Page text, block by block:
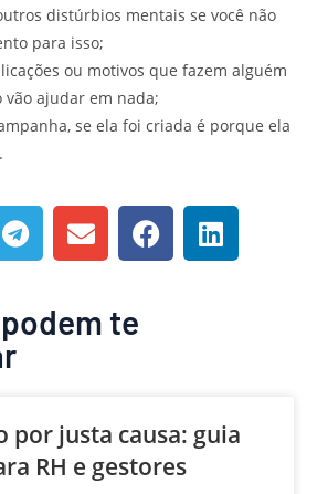
distúrbios mentais se você não
para isso;
ou motivos que fazem alguém
vão ajudar em nada;
se ela foi criada é porque ela
te
por justa causa: guia
RH e gestores